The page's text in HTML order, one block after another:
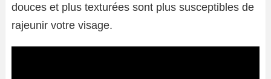
douces et plus texturées sont plus susceptibles de
rajeunir votre visage.